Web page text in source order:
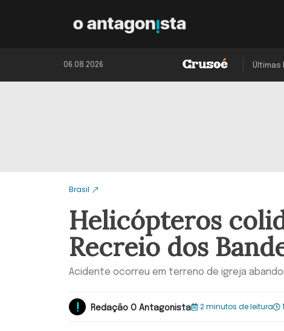
06.08.2026 Últimas
Brasil
Helicópteros
Recreio dos
Acidente ocorreu em terreno de igreja
Redação O Antagonista 2 minutos de leitura